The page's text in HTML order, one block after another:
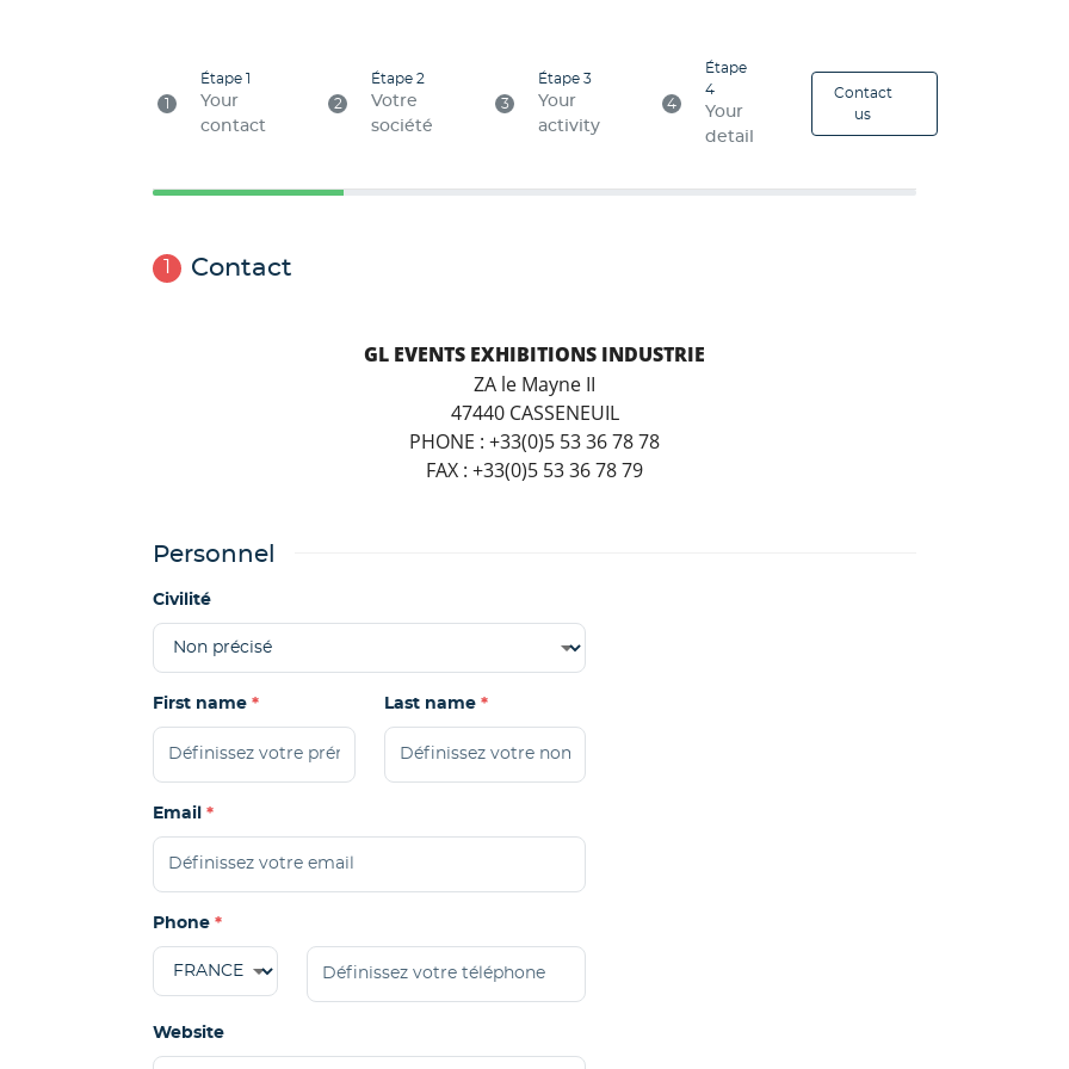
1
Étape 1
Your
contact
2
Étape 2
Votre
société
3
Étape 3
Your
activity
4
Étape
4
Your
detail
Contact
us
Contact
GL EVENTS EXHIBITIONS INDUSTRIE
ZA le Mayne II
47440 CASSENEUIL
PHONE : +33(0)5 53 36 78 78
FAX : +33(0)5 53 36 78 79
Personnel
Civilité
First name Last name
Email
Phone
Website